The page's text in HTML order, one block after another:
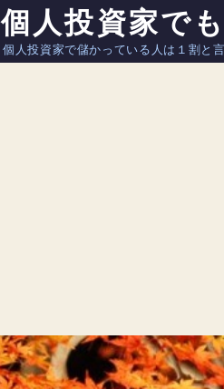
個人投資家で
個人投資家で儲かっている人は１割と